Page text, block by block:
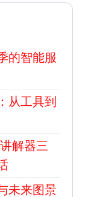
的智能服
从工具到
解器三
未来图景